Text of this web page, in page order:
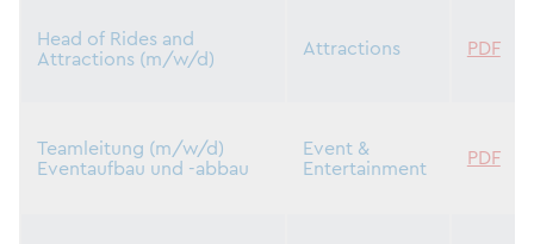
Head of Rides and
Attractions (m/w/d)
Attractions PDF
Teamleitung (m/w/d)
Eventaufbau und -abbau
Event &
Entertainment
PDF